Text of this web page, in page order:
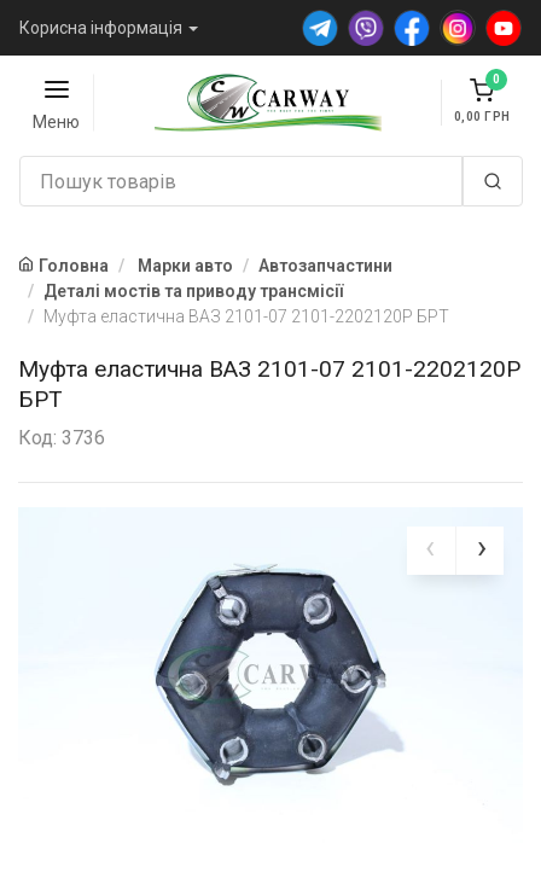
Корисна інформація
Меню
0
0,00
Головна Марки авто
Автозапчастини
Деталі мостів та приводу трансмісії
Муфта еластична ВАЗ 2101-07 2101-2202120Р БРТ
Муфта еластична ВАЗ 2101-07 2101-2202120Р
БРТ
Код: 3736